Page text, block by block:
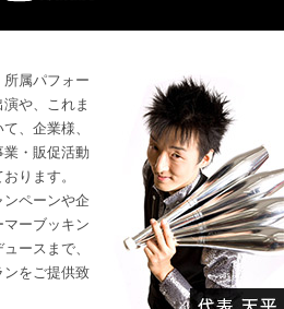
属パフォー
や、これま
、企業様、
・販促活動
ります。
ペーンや企
ーブッキン
ースまで、
ンをご提供致